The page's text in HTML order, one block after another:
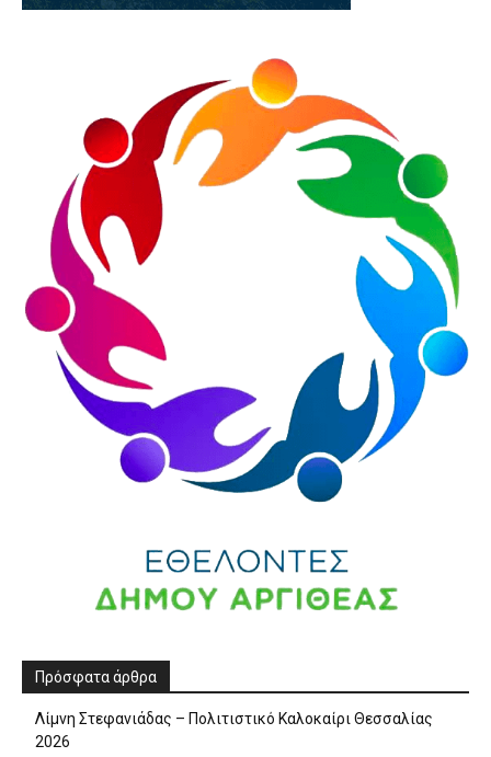
Πρόσφατα άρθρα
Λίμνη Στεφανιάδας – Πολιτιστικό Καλοκαίρι Θεσσαλίας
2026